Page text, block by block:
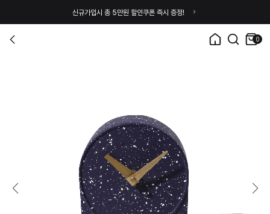
신규가입시 총 5만원 할인쿠폰 즉시 증정!
0